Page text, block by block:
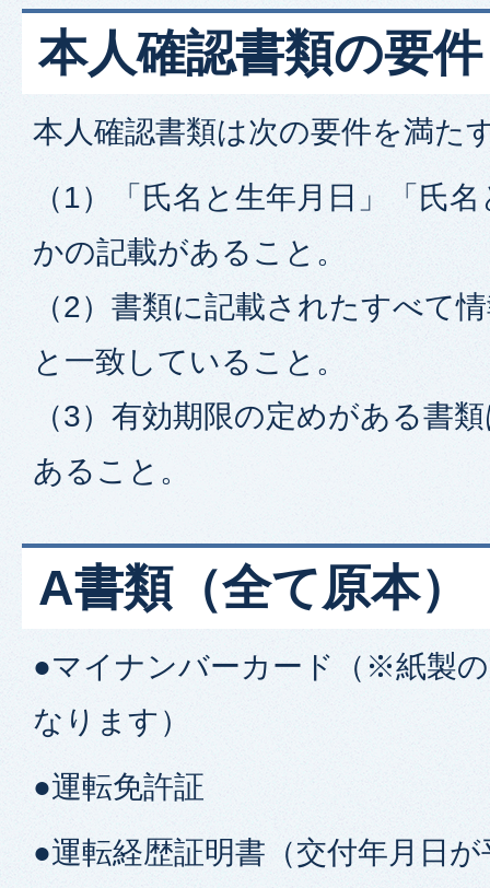
本人確認書類の要件
本人確認書類は次の要件を満た
（1）「氏名と生年月日」「氏
かの記載があること。
（2）書類に記載されたすべて
と一致していること。
（3）有効期限の定めがある書
あること。
A書類（全て原本）
●マイナンバーカード（※紙製
なります）
●運転免許証
●運転経歴証明書（交付年月日